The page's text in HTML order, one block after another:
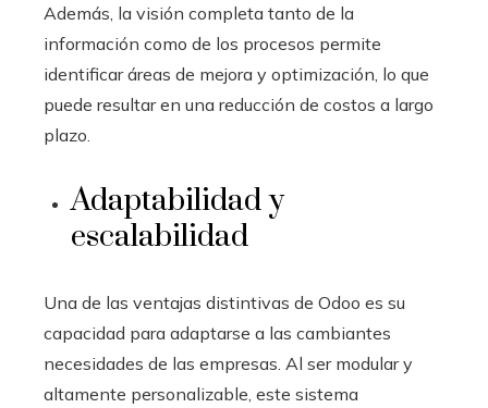
Además, la visión completa tanto de la
información como de los procesos permite
identificar áreas de mejora y optimización, lo que
puede resultar en una reducción de costos a largo
plazo.
Adaptabilidad y
escalabilidad
Una de las ventajas distintivas de Odoo es su
capacidad para adaptarse a las cambiantes
necesidades de las empresas. Al ser modular y
altamente personalizable, este sistema